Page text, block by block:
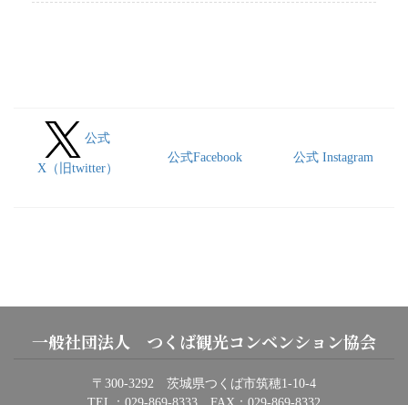
公式
X（旧twitter）
公式Facebook 公式 Instagram
一般社団法人 つくば観光コンベンション協会
〒300-3292 茨城県つくば市筑穂1-10-4